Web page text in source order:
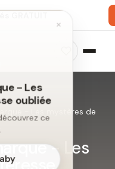
GRATUIT
×
- Les
- Les mystères de
- Les